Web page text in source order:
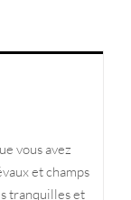
vous avez
et champs
tranquilles et